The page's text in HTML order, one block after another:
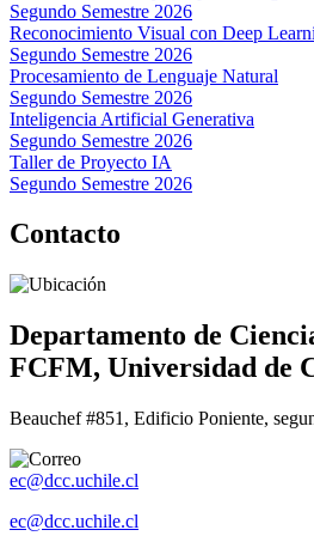
Segundo Semestre 2026
Reconocimiento Visual con Deep
Segundo Semestre 2026
Procesamiento de Lenguaje Natural
Segundo Semestre 2026
Inteligencia Artificial Generativa
Segundo Semestre 2026
Taller de Proyecto IA
Segundo Semestre 2026
Contacto
Departamento de
FCFM, Universidad de
Beauchef #851, Edificio Poniente,
ec@dcc.uchile.cl
ec@dcc.uchile.cl